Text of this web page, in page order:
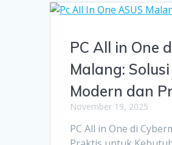
PC All in One
Malang:
Modern dan
November 19, 2025
PC All in One di